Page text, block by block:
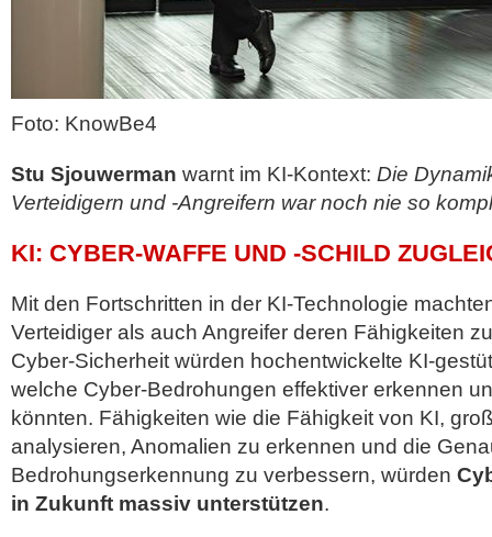
Foto: KnowBe4
Stu Sjouwerman warnt im KI-Kontext: Die
Verteidigern und -Angreifern war noch nie so
KI: CYBER-WAFFE UND -SCHILD
Mit den Fortschritten in der KI-Technologie
Verteidiger als auch Angreifer deren Fähigkeiten
Cyber-Sicherheit würden hochentwickelte KI-
welche Cyber-Bedrohungen effektiver erkennen
könnten. Fähigkeiten wie die Fähigkeit von KI,
analysieren, Anomalien zu erkennen und die
Bedrohungserkennung zu verbessern, würden
in Zukunft massiv unterstützen.